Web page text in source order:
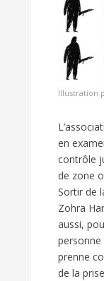
Illustration
en
contrôle
de zone
Sortir de
Zohra
aussi,
prenne
de la